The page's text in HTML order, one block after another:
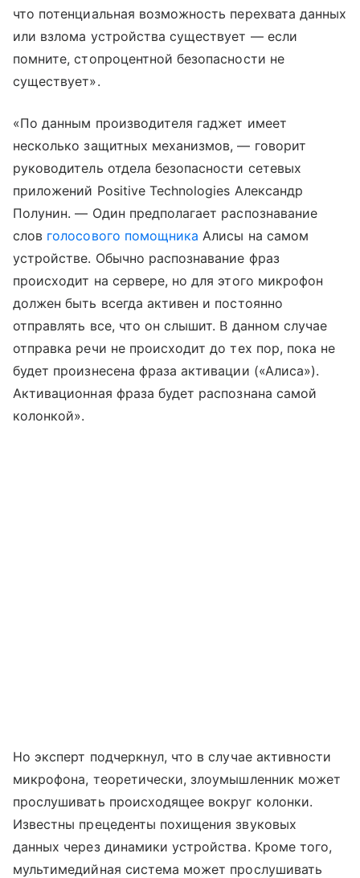
что потенциальная возможность перехвата данных
или взлома устройства существует — если
помните, стопроцентной безопасности не
существует».
«По данным производителя гаджет имеет
несколько защитных механизмов, — говорит
руководитель отдела безопасности сетевых
приложений Positive Technologies Александр
Полунин. — Один предполагает распознавание
слов голосового помощника Алисы на самом
устройстве. Обычно распознавание фраз
происходит на сервере, но для этого микрофон
должен быть всегда активен и постоянно
отправлять все, что он слышит. В данном случае
отправка речи не происходит до тех пор, пока не
будет произнесена фраза активации («Алиса»).
Активационная фраза будет распознана самой
колонкой».
Но эксперт подчеркнул, что в случае активности
микрофона, теоретически, злоумышленник может
прослушивать происходящее вокруг колонки.
Известны прецеденты похищения звуковых
данных через динамики устройства. Кроме того,
мультимедийная система может прослушивать